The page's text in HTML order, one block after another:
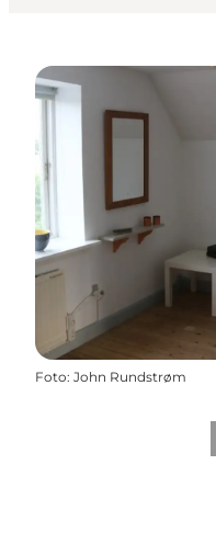
Foto: John Rundstrøm